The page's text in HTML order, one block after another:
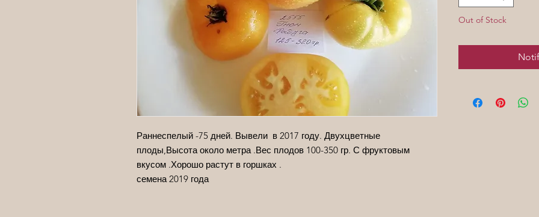
Раннеспелый -75 дней. Вывели в 2017 году. Двухцветные
плоды,Высота около метра .Вес плодов 100-350 гр. С фруктовым
вкусом .Хорошо растут в горшках .
семена 2019 года
Out of Stock